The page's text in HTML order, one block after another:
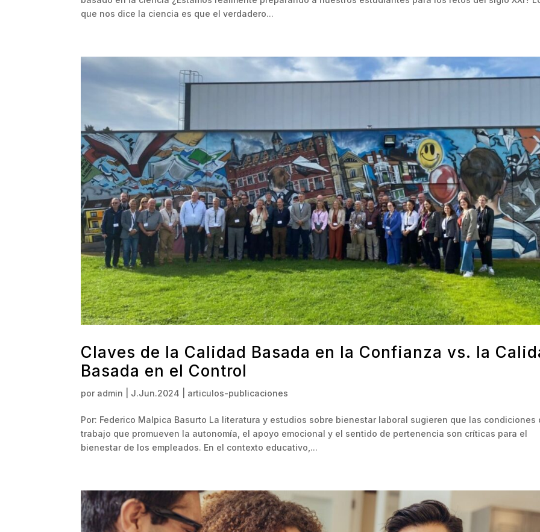
que nos dice la ciencia es que el verdadero...
Claves de la Calidad Basada en la Confianza vs. la
Basada en el Control
por admin J.Jun.2024 articulos-publicaciones
Por: Federico Malpica Basurto La literatura y estudios sobre bienestar laboral sugieren que las condiciones
trabajo que promueven la autonomía, el apoyo emocional y el sentido de pertenencia son críticas para el
bienestar de los empleados. En el contexto educativo,...